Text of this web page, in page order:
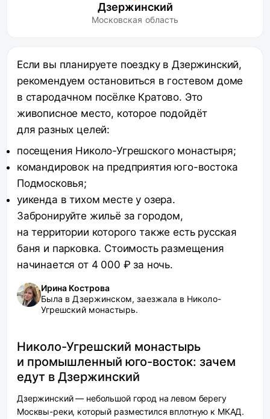
Дзержинский
Московская область
Если вы планируете поездку в Дзержинский,
рекомендуем остановиться в гостевом доме
в стародачном посёлке Кратово. Это
живописное место, которое подойдёт
для разных целей:
посещения Николо-Угрешского монастыря;
командировок на предприятия юго-востока
Подмосковья;
уикенда в тихом месте у озера.
Забронируйте жильё за городом,
на территории которого также есть русская
баня и парковка. Стоимость размещения
начинается от 4 000 ₽ за ночь.
Ирина Кострова
Была в Дзержинском, заезжала в Николо-
Угрешский монастырь.
Николо-Угрешский монастырь
и промышленный юго-восток: зачем
едут в Дзержинский
Дзержинский — небольшой город на левом берегу
Москвы-реки, который разместился вплотную к МКАД.